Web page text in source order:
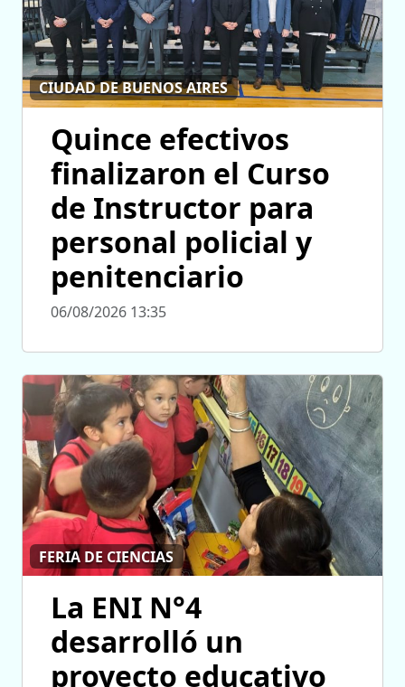
CIUDAD DE BUENOS AIRES
Quince efectivos
finalizaron el Curso
de Instructor para
personal policial y
penitenciario
06/08/2026 13:35
FERIA DE CIENCIAS
La ENI N°4
desarrolló un
proyecto educativo